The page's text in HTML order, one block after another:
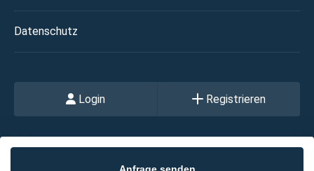
Anfrage senden
Datenschutz
Login Registrieren